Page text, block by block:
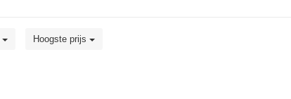
Hoogste prijs